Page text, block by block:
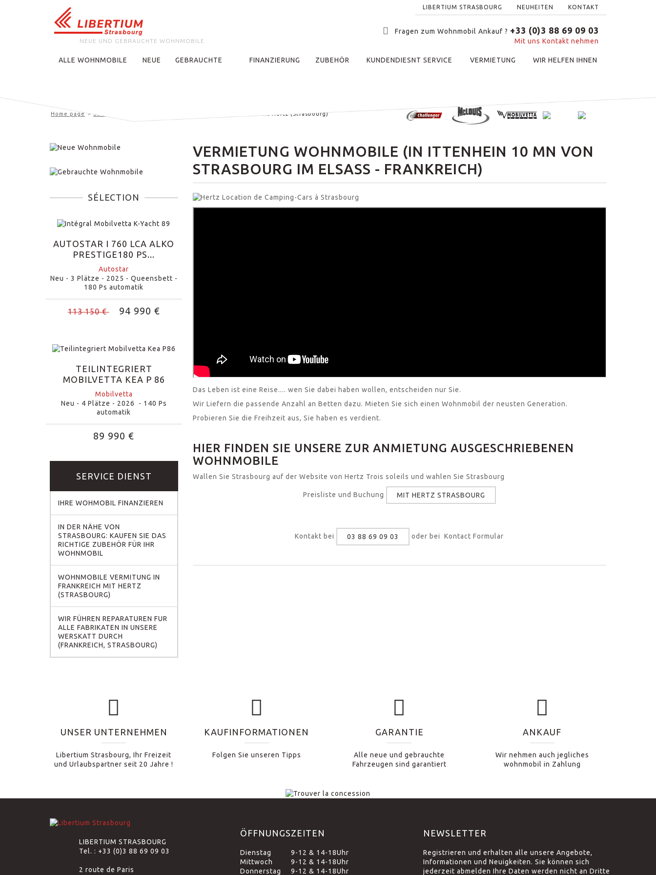
LIBERTIUM STRASBOURG NEUHEITEN KONTAKT
Fragen zum Wohnmobil Ankauf ? +33 (0)3 88 69 09 03
Mit uns Kontakt nehmen
NEUE UND GEBRAUCHTE WOHNMOBILE
ALLE WOHNMOBILE NEUE GEBRAUCHTE FINANZIERUNG ZUBEHÖR KUNDENDIESNT SERVICE VERMIETUNG WIR HELFEN IHNEN
Home page Service Dienst Wohnmobile Vermitung in Frankreich mit Hertz (Strasbourg)
SÉLECTION
AUTOSTAR I 760 LCA ALKO
PRESTIGE180 PS...
Autostar
Neu - 3 Plätze - 2025 - Queensbett -
180 Ps automatik
113 150 € 94 990 €
TEILINTEGRIERT
MOBILVETTA KEA P 86
Mobilvetta
Neu - 4 Plätze - 2026 - 140 Ps
automatik
89 990 €
SERVICE DIENST
IHRE WOHMOBIL FINANZIEREN
IN DER NÄHE VON
STRASBOURG: KAUFEN SIE DAS
RICHTIGE ZUBEHÖR FÜR IHR
WOHNMOBIL
WOHNMOBILE VERMITUNG IN
FRANKREICH MIT HERTZ
(STRASBOURG)
WIR FÜHREN REPARATUREN FUR
ALLE FABRIKATEN IN UNSERE
WERSKATT DURCH
(FRANKREICH, STRASBOURG)
VERMIETUNG WOHNMOBILE (IN ITTENHEIN 10 MN VON
STRASBOURG IM ELSASS - FRANKREICH)
Das Leben ist eine Reise.... wen Sie dabei haben wollen, entscheiden nur Sie.
Wir Liefern die passende Anzahl an Betten dazu. Mieten Sie sich einen Wohnmobil der neusten Generation.
Probieren Sie die Freihzeit aus, Sie haben es verdient.
HIER FINDEN SIE UNSERE ZUR ANMIETUNG AUSGESCHRIEBENEN
WOHNMOBILE
Wallen Sie Strasbourg auf der Website von Hertz Trois soleils und wahlen Sie Strasbourg
Preisliste und Buchung MIT HERTZ STRASBOURG
Kontakt bei 03 88 69 09 03 oder bei Kontact Formular
UNSER UNTERNEHMEN
Libertium Strasbourg, Ihr Freizeit
und Urlaubspartner seit 20 Jahre !
KAUFINFORMATIONEN
Folgen Sie unseren Tipps
GARANTIE
Alle neue und gebrauchte
Fahrzeugen sind garantiert
ANKAUF
Wir nehmen auch jegliches
wohnmobil in Zahlung
LIBERTIUM STRASBOURG
Tel. : +33 (0)3 88 69 09 03
2 route de Paris
ÖFFNUNGSZEITEN
Dienstag
9-12 & 14-18Uhr
Mittwoch
9-12 & 14-18Uhr
Donnerstag
9-12 & 14-18Uhr
NEWSLETTER
Registrieren und erhalten alle unsere Angebote,
Informationen und Neuigkeiten. Sie können sich
jederzeit abmelden Ihre Daten werden nicht an Dritte